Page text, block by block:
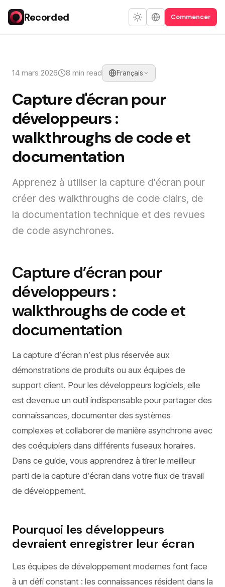
Recorded Commencer
14 mars 2026 8 min read Français
Capture d'écran pour
développeurs :
walkthroughs de code et
documentation
Apprenez à utiliser la capture d'écran pour
créer des walkthroughs de code clairs, de
la documentation technique et des revues
de code asynchrones.
Capture d’écran pour
développeurs :
walkthroughs de code et
documentation
La capture d’écran n’est plus réservée aux
démonstrations de produits ou aux équipes de
support client. Pour les développeurs logiciels, elle
est devenue un outil indispensable pour partager des
connaissances, documenter des systèmes
complexes et collaborer de manière asynchrone avec
des coéquipiers dans différents fuseaux horaires.
Dans ce guide, vous apprendrez à tirer le meilleur
parti de la capture d’écran dans votre flux de travail
de développement.
Pourquoi les développeurs
devraient enregistrer leur écran
Les équipes de développement modernes font face
à un défi constant : les connaissances résident dans la